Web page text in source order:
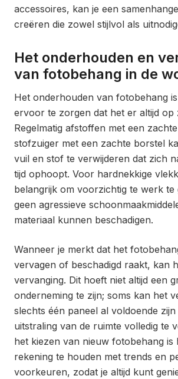
accessoires, kan je een
creëren die zowel stijlvol als
Het onderhouden en
van fotobehang in de
Het onderhouden van fotobehang
ervoor te zorgen dat het er altijd op
Regelmatig afstoffen met een
stofzuiger met een zachte borstel
vuil en stof te verwijderen dat zich
tijd ophoopt. Voor hardnekkige
belangrijk om voorzichtig te werk te
geen agressieve
materiaal kunnen beschadigen.
Wanneer je merkt dat het
vervagen of beschadigd raakt, kan
vervanging. Dit hoeft niet altijd een
onderneming te zijn; soms kan het
slechts één paneel al voldoende zijn
uitstraling van de ruimte volledig te
het kiezen van nieuw fotobehang is
rekening te houden met trends en
voorkeuren, zodat je altijd kunt